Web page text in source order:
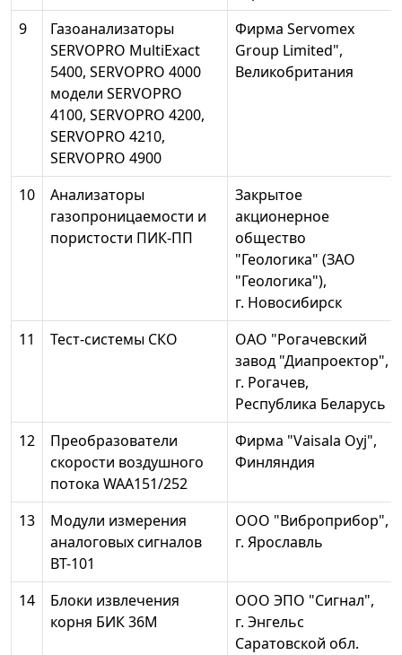
9
Газоанализаторы
SERVOPRO MultiExact
5400, SERVOPRO 4000
модели SERVOPRO
4100, SERVOPRO 4200,
SERVOPRO 4210,
SERVOPRO 4900
Фирма Servomex
Group Limited",
Великобритания
10
Анализаторы
газопроницаемости и
пористости ПИК-ПП
Закрытое
акционерное
общество
"Геологика" (ЗАО
"Геологика"),
г. Новосибирск
11
Тест-системы СКО
ОАО "Рогачевский
завод "Диапроектор",
г. Рогачев,
Республика Беларусь
12
Преобразователи
скорости воздушного
потока WAA151/252
Фирма "Vaisala Oyj",
Финляндия
13
Модули измерения
аналоговых сигналов
ВТ-101
ООО "Виброприбор",
г. Ярославль
14
Блоки извлечения
корня БИК 36М
ООО ЭПО "Сигнал",
г. Энгельс
Саратовской обл.